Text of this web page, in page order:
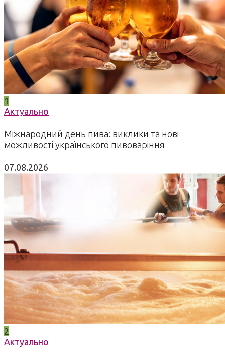
1
Актуально
Міжнародний день пива: виклики та нові
можливості українського пивоваріння
07.08.2026
2
Актуально